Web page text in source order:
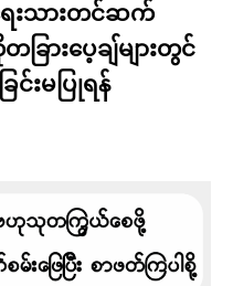
ရေးသားတင်ဆက်
ြားပေ့ချ်များတွင်
င်းမပြုရန်